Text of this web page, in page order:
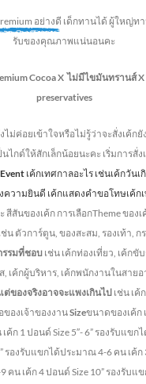
อย่างดี เด็กทานได้ ผู้ใหญ่ท
รับของคุณภาพแน่นอนคะ
CocoaX ไม่มีไขมันทรานส์X
preservatives
ม่ค่อยเข้าใจหรือไม่รู้ว่าจะสั่งเค้ก
กด์ให้สักเล็กน้อยนะคะ เริ่มการสั่ง
เค้กเทศกาลอะไร เช่นเค้กวัน
ความยินดี เค้กแสดงคำขอโทษเค้ก
สีสันของเค้ก การเลือกTheme ของ
ช่น ตัวการ์ตูน, ของสะสม, รองเท้า, กร
รรมที่ชอบ เช่น เค้กท่องเที่ยว, เค้กขั
, เค้กผู้บริหาร, เค้กพนักงานในสาย
ของจริงอาจจะแพงเกินไป เช่น เค้
ของเจ้าของงานSizeขนาดของเค้ก
เค้ก 1 ปอนด์ Size 5″- 6” รองรับแข
รองรับแขกได้ประมาณ 4-6 คน เค้ก
คน เค้ก 4 ปอนด์ Size 10” รองรับแ